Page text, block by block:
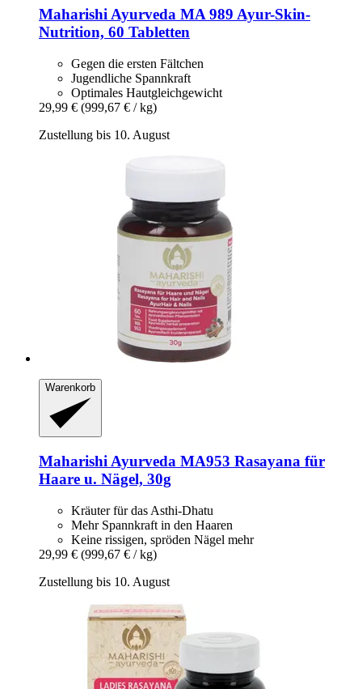
Maharishi Ayurveda MA 989 Ayur-​Skin-​
Nutrition, 60 Tabletten
Gegen die ersten Fältchen
Jugendliche Spannkraft
Optimales Hautgleichgewicht
29,99 € (999,67 € / kg)
Zustellung bis 10. August
Warenkorb
Maharishi Ayurveda MA953 Rasayana für
Haare u. Nägel, 30g
Kräuter für das Asthi-Dhatu
Mehr Spannkraft in den Haaren
Keine rissigen, spröden Nägel mehr
29,99 € (999,67 € / kg)
Zustellung bis 10. August